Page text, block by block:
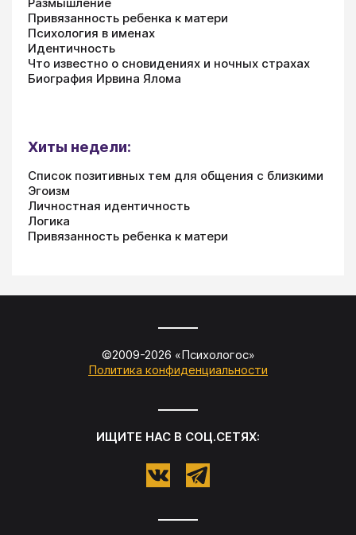
Размышление
Привязанность ребенка к матери
Психология в именах
Идентичность
Что известно о сновидениях и ночных страхах
Биография Ирвина Ялома
Хиты недели:
Список позитивных тем для общения с близкими
Эгоизм
Личностная идентичность
Логика
Привязанность ребенка к матери
©2009-2026 «Психологос»
Политика конфиденциальности
ИЩИТЕ НАС В СОЦ.СЕТЯХ: